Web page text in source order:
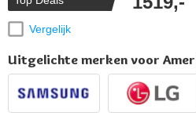
Vergelijk
Uitgelichte merken voor